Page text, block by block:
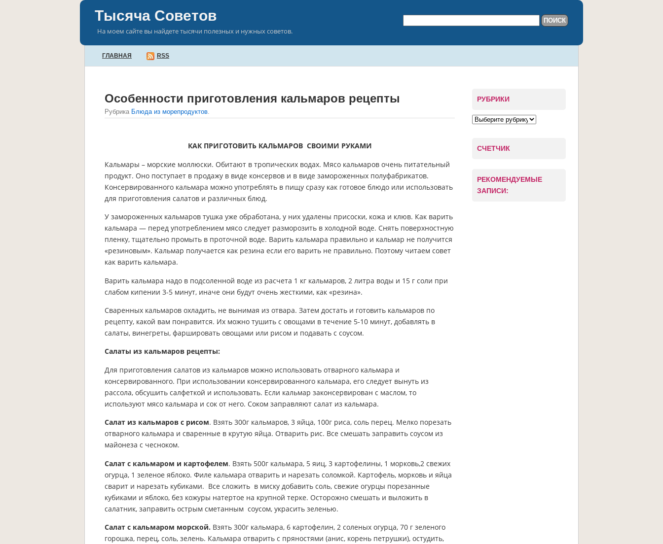
Тысяча Советов
На моем сайте вы найдете тысячи полезных и нужных советов.
ГЛАВНАЯ RSS
Особенности приготовления кальмаров рецепты
Рубрика Блюда из морепродуктов.
КАК ПРИГОТОВИТЬ КАЛЬМАРОВ СВОИМИ РУКАМИ
Кальмары – морские моллюски. Обитают в тропических водах. Мясо кальмаров очень питательный
продукт. Оно поступает в продажу в виде консервов и в виде замороженных полуфабрикатов.
Консервированного кальмара можно употреблять в пищу сразу как готовое блюдо или использовать
для приготовления салатов и различных блюд.
У замороженных кальмаров тушка уже обработана, у них удалены присоски, кожа и клюв. Как варить
кальмара — перед употреблением мясо следует разморозить в холодной воде. Снять поверхностную
пленку, тщательно промыть в проточной воде. Варить кальмара правильно и кальмар не получится
«резиновым». Кальмар получается как резина если его варить не правильно. Поэтому читаем совет
как варить кальмара.
Варить кальмара надо в подсоленной воде из расчета 1 кг кальмаров, 2 литра воды и 15 г соли при
слабом кипении 3-5 минут, иначе они будут очень жесткими, как «резина».
Сваренных кальмаров охладить, не вынимая из отвара. Затем достать и готовить кальмаров по
рецепту, какой вам понравится. Их можно тушить с овощами в течение 5-10 минут, добавлять в
салаты, винегреты, фаршировать овощами или рисом и подавать с соусом.
Салаты из кальмаров рецепты:
Для приготовления салатов из кальмаров можно использовать отварного кальмара и
консервированного. При использовании консервированного кальмара, его следует вынуть из
рассола, обсушить салфеткой и использовать. Если кальмар законсервирован с маслом, то
используют мясо кальмара и сок от него. Соком заправляют салат из кальмара.
Салат из кальмаров с рисом. Взять 300г кальмаров, 3 яйца, 100г риса, соль перец. Мелко порезать
отварного кальмара и сваренные в крутую яйца. Отварить рис. Все смешать заправить соусом из
майонеза с чесноком.
Салат с кальмаром и картофелем. Взять 500г кальмара, 5 яиц, 3 картофелины, 1 морковь,2 свежих
огурца, 1 зеленое яблоко. Филе кальмара отварить и нарезать соломкой. Картофель, морковь и яйца
сварит и нарезать кубиками. Все сложить в миску добавить соль, свежие огурцы порезанные
кубиками и яблоко, без кожуры натертое на крупной терке. Осторожно смешать и выложить в
салатник, заправить острым сметанным соусом, украсить зеленью.
Салат с кальмаром морской. Взять 300г кальмара, 6 картофелин, 2 соленых огурца, 70 г зеленого
горошка, перец, соль, зелень. Кальмара отварить с пряностями (анис, корень петрушки), остудить,
РУБРИКИ
СЧЕТЧИК
РЕКОМЕНДУЕМЫЕ
ЗАПИСИ: